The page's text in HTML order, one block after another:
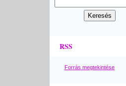
RSS
Forrás megtekintése